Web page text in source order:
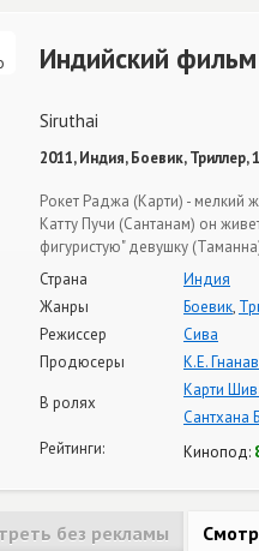
Индийский
Siruthai
2011, Индия, Боевик, Триллер,
Рокет Раджа (Карти) - мелкий
Катту Пучи (Сантанам) он
фигуристую" девушку
Страна
Индия
Жанры
Боевик,
Режиссер
Сива
Продюсеры
К.Е.
В ролях
Карти
Сантхана
Рейтинги:
Кинопод:
без рекламы